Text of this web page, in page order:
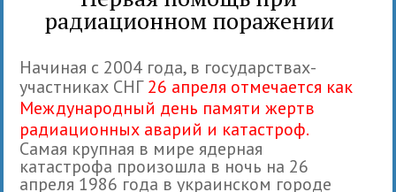
радиационном поражении
Начиная с 2004 года, в государствах-
участниках СНГ26 апреля отмечается как
Международный день памяти жертв
радиационных аварий и катастроф.
Самая крупная в мире ядерная
катастрофа произошла в ночь на 26
апреля 1986 года в украинском городе